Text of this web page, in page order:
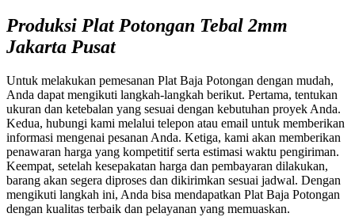
Produksi Plat Potongan Tebal 2mm
Jakarta Pusat
Untuk melakukan pemesanan Plat Baja Potongan dengan mudah,
Anda dapat mengikuti langkah-langkah berikut. Pertama, tentukan
ukuran dan ketebalan yang sesuai dengan kebutuhan proyek Anda.
Kedua, hubungi kami melalui telepon atau email untuk memberikan
informasi mengenai pesanan Anda. Ketiga, kami akan memberikan
penawaran harga yang kompetitif serta estimasi waktu pengiriman.
Keempat, setelah kesepakatan harga dan pembayaran dilakukan,
barang akan segera diproses dan dikirimkan sesuai jadwal. Dengan
mengikuti langkah ini, Anda bisa mendapatkan Plat Baja Potongan
dengan kualitas terbaik dan pelayanan yang memuaskan.